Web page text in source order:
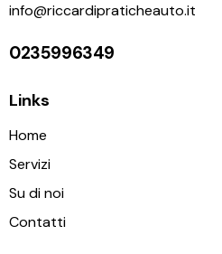
info@riccardipraticheauto.it
0235996349
Links
Home
Servizi
Su di noi
Contatti